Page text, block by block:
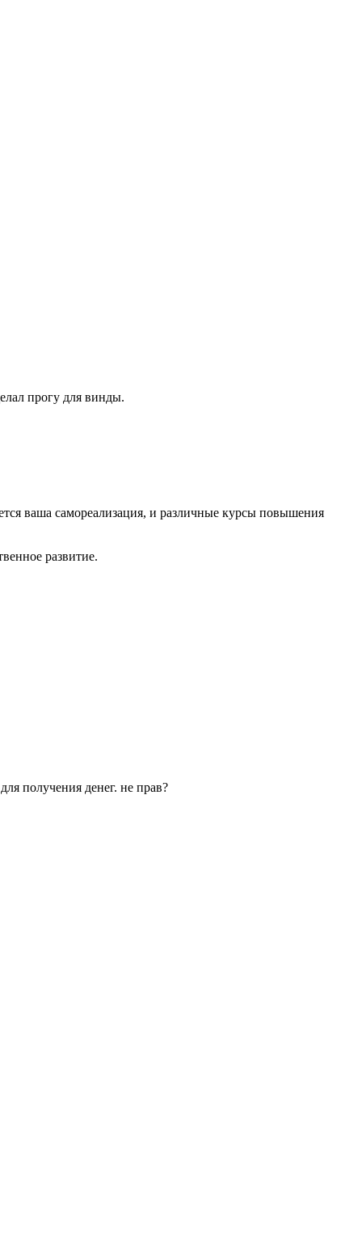
прогу для винды.
ваша самореализация, и различные курсы повышения
развитие.
получения денег. не прав?